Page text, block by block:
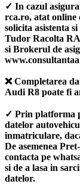
✓ In cazul
rca.ro, atat
solicita asistenta
Tudor Racolta
si Brokerul de
❌ Completarea
Audi R8 poate fi
✓ Prin platforma
datelor
inmatriculare,
De asemenea
contacta pe
si de a lasa in
datelor.